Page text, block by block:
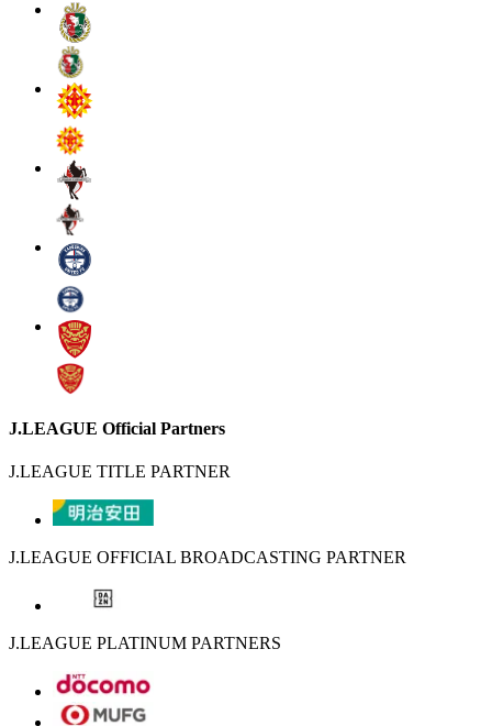
J.LEAGUE Official Partners
J.LEAGUE TITLE PARTNER
J.LEAGUE OFFICIAL BROADCASTING PARTNER
J.LEAGUE PLATINUM PARTNERS